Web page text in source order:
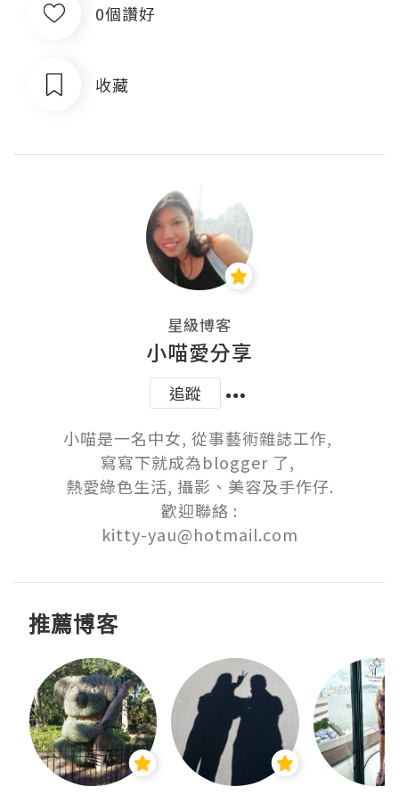
0個讚好
收藏
星級博客
小喵愛分享
追蹤
小喵是一名中女, 從事藝術雜誌工作,
寫寫下就成為blogger 了,
熱愛綠色生活, 攝影、美容及手作仔.
歡迎聯絡 :
kitty-yau@hotmail.com
推薦博客